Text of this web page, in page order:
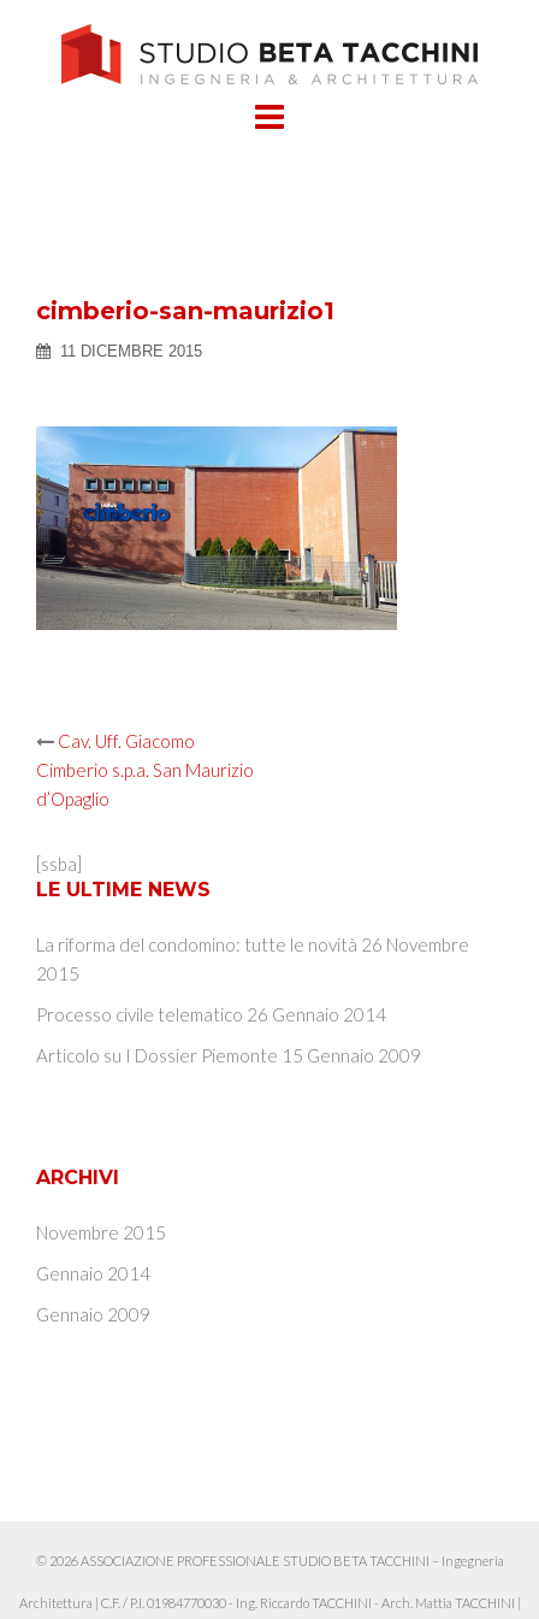
cimberio-san-maurizio1
11 DICEMBRE 2015
Post
navigation
Cav. Uff. Giacomo
Cimberio s.p.a. San Maurizio
d’Opaglio
[ssba]
LE ULTIME NEWS
La riforma del condomino: tutte le novità 26 Novembre
2015
Processo civile telematico 26 Gennaio 2014
Articolo su I Dossier Piemonte 15 Gennaio 2009
ARCHIVI
Novembre 2015
Gennaio 2014
Gennaio 2009
© 2026 ASSOCIAZIONE PROFESSIONALE STUDIO BETA TACCHINI – Ingegneria
Architettura | C.F. / P.I. 01984770030 - Ing. Riccardo TACCHINI - Arch. Mattia TACCHINI |